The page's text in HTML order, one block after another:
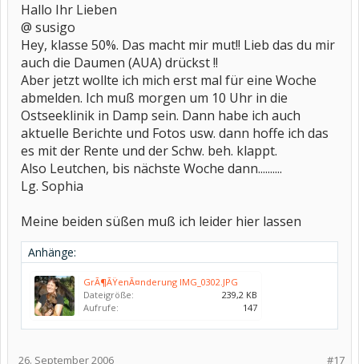
Hallo Ihr Lieben
@ susigo
Hey, klasse 50%. Das macht mir mut!! Lieb das du mir
auch die Daumen (AUA) drückst !!
Aber jetzt wollte ich mich erst mal für eine Woche
abmelden. Ich muß morgen um 10 Uhr in die
Ostseeklinik in Damp sein. Dann habe ich auch
aktuelle Berichte und Fotos usw. dann hoffe ich das
es mit der Rente und der Schw. beh. klappt.
Also Leutchen, bis nächste Woche dann..........
Lg. Sophia
Meine beiden süßen muß ich leider hier lassen
Anhänge:
GrÃ¶ÃŸenÃ¤nderung IMG_0302.JPG
Dateigröße:
239,2 KB
Aufrufe:
147
#17
26. September 2006